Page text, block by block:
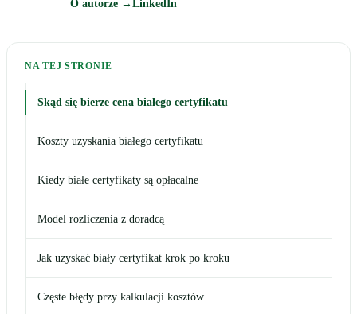
O autorze → LinkedIn
NA TEJ STRONIE
Skąd się bierze cena białego certyfikatu
Koszty uzyskania białego certyfikatu
Kiedy białe certyfikaty są opłacalne
Model rozliczenia z doradcą
Jak uzyskać biały certyfikat krok po kroku
Częste błędy przy kalkulacji kosztów